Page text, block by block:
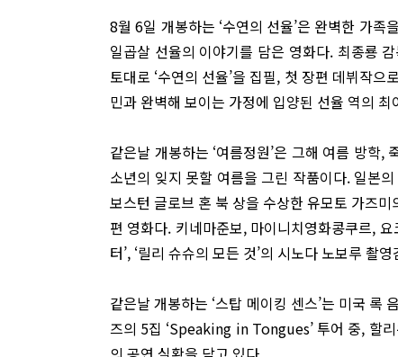
8월 6일 개봉하는 ‘수연의 선율’은 완벽한 가
일곱살 선율의 이야기를 담은 영화다. 최종룡
토대로 ‘수연의 선율’을 집필, 첫 장편 데뷔작
민과 완벽해 보이는 가정에 입양된 선율 역의
같은날 개봉하는 ‘여름정원’은 그해 여름 방학
소년의 잊지 못할 여름을 그린 작품이다. 일본
보스턴 글로브 혼 북 상을 수상한 유모토 가즈
편 영화다. 키네마준보, 마이니치영화콩쿠르,
터’, ‘릴리 슈슈의 모든 것’의 시노다 노보루 촬
같은날 개봉하는 ‘스탑 메이킹 센스’는 미국 록
즈의 5집 ‘Speaking in Tongues’ 투어 중, 할